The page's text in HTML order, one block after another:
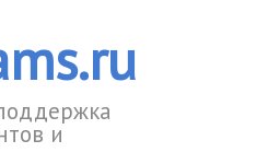
и